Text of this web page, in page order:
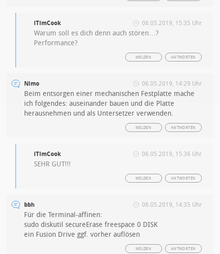
iTimCook 06.05.2019, 15:35 Uhr
Warum soll es dich denn auch stören…?
Performance?
ANTWORTEN
MELDEN
Nimo 06.05.2019, 14:29 Uhr
Beim entsorgen einer mechanischen Festplatte mache
ich folgendes: auseinander bauen und die Platte
herausnehmen und als Untersetzer verwenden.
ANTWORTEN
MELDEN
iTimCook 06.05.2019, 15:36 Uhr
SEHR GUT!!!
ANTWORTEN
MELDEN
bbh 06.05.2019, 14:35 Uhr
Für die Terminal-affinen:
sudo diskutil secureErase freespace 0 DISK
ein Fusion Drive ggf. vorher auflösen
ANTWORTEN
MELDEN